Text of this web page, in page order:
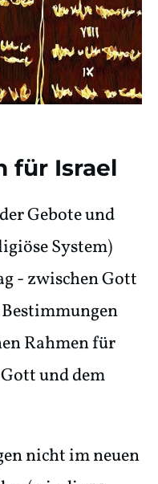
für Israel
Gebote und
System)
- zwischen Gott
Rahmen für
und dem
nicht im neuen